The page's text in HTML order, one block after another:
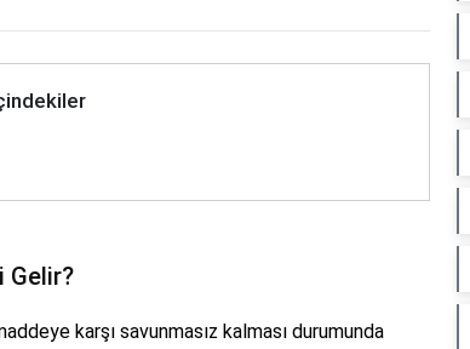
Gelir?
karşı savunmasız kalması durumunda